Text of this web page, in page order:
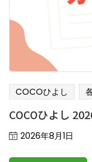
COCOひよし
COCOひよし
Posted
2026年8月1日